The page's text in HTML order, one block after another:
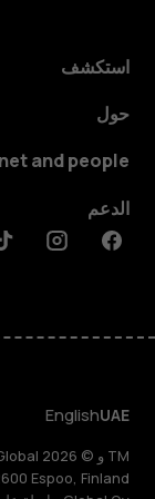
استكشف
حول
and people
الدعم
Facebook
UAE
English